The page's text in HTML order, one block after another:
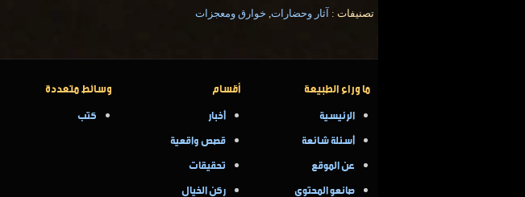
تصنيفات : آثار وحضارات, خوارق ومعجزات
ما وراء الطبيعة
الرئيسية
أسئلة شائعة
عن الموقع
صانعو المحتوى
أقسام
أخبار
قصص واقعية
تحقيقات
ركن الخيال
وسائط متعددة
كتب